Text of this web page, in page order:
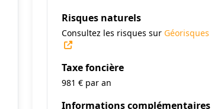
Risques naturels
Consultez les risques sur Géorisques
Taxe foncière
981 € par an
Informations complémentaires